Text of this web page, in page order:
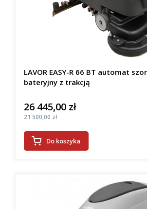
LAVOR EASY-R 66 BT automat
bateryjny z trakcją
Cena
26 445,00 zł
Cena
21 500,00 zł
Do koszyka